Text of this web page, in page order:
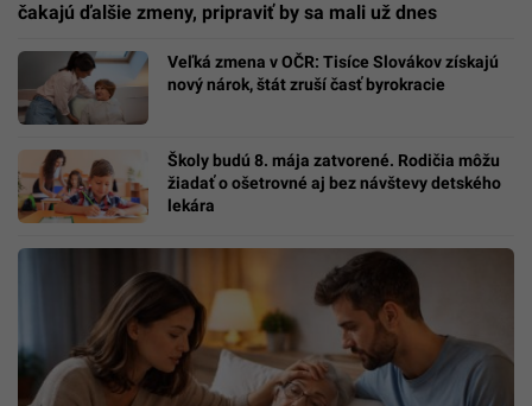
čakajú ďalšie zmeny, pripraviť by sa mali už dnes
Veľká zmena v OČR: Tisíce Slovákov získajú
nový nárok, štát zruší časť byrokracie
Školy budú 8. mája zatvorené. Rodičia môžu
žiadať o ošetrovné aj bez návštevy detského
lekára